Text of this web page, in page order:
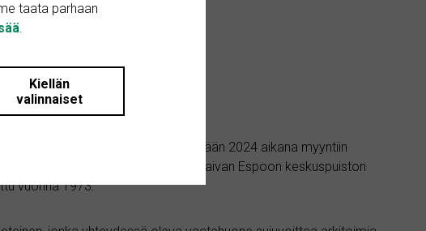
mukaan Olarista tulossa alkukevään 2024 aikana myyntiin
75,5m2 kerrostalokolmio aivan Espoon keskuspuiston
vuonna 1973.
taata parhaan
.
Kiellän
valinnaiset